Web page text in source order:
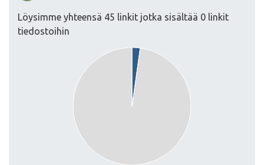
Löysimme yhteensä 45 linkit jotka sisältää 0 linkit
tiedostoihin